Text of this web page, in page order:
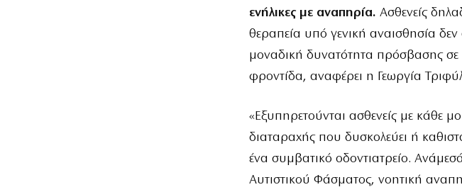
ενήλικες με αναπηρία. Ασθενείς
θεραπεία υπό γενική αναισθησία δεν
μοναδική δυνατότητα πρόσβασης
φροντίδα, αναφέρει η Γεωργία
«Εξυπηρετούνται ασθενείς με κάθε
διαταραχής που δυσκολεύει ή
ένα συμβατικό οδοντιατρείο.
Αυτιστικού Φάσματος, νοητική